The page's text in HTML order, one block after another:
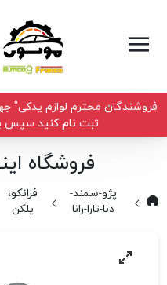
فروشندگان محترم لوازم یدکی"
ثبت نام کنید سپس
فروشگاه
پژو-سمند-
دنا-تارا-رانا
فرانکو،
یلکن